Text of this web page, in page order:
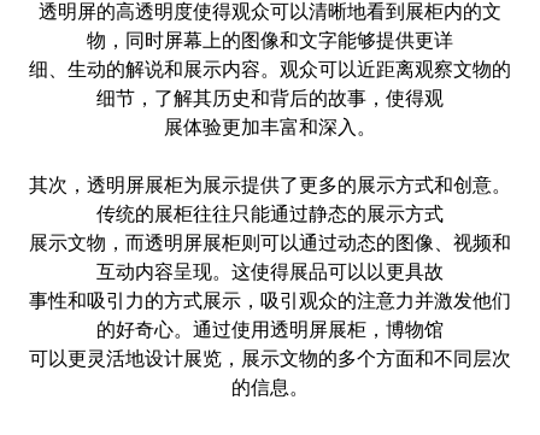
透明屏的高透明度使得观众可以清晰地看到展柜内的文
物，同时屏幕上的图像和文字能够提供更详
细、生动的解说和展示内容。观众可以近距离观察文物的
细节，了解其历史和背后的故事，使得观
展体验更加丰富和深入。
其次，透明屏展柜为展示提供了更多的展示方式和创意。
传统的展柜往往只能通过静态的展示方式
展示文物，而透明屏展柜则可以通过动态的图像、视频和
互动内容呈现。这使得展品可以以更具故
事性和吸引力的方式展示，吸引观众的注意力并激发他们
的好奇心。通过使用透明屏展柜，博物馆
可以更灵活地设计展览，展示文物的多个方面和不同层次
的信息。